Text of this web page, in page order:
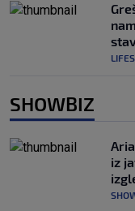
SHOWBIZ
iz